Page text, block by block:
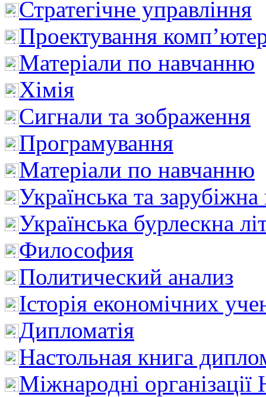
Стратегічне управління
Проектування
Матеріали по навчанню
Хімія
Сигнали та зображення
Програмування
Матеріали по навчанню
Українська та зарубіжна
Українська бурлескна
Философия
Политический анализ
Історія економічних
Дипломатія
Настольная книга
Міжнародні